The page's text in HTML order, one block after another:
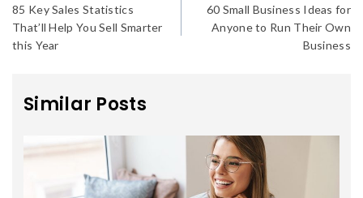
85 Key Sales Statistics
That’ll Help You Sell Smarter
this Year
60 Small Business Ideas for
Anyone to Run Their Own
Business
Similar Posts